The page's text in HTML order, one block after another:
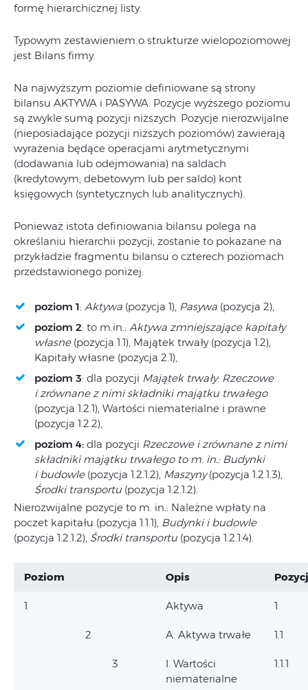
formę hierarchicznej listy.
Typowym zestawieniem o strukturze wielopoziomowej
jest Bilans firmy.
Na najwyższym poziomie definiowane są strony
bilansu AKTYWA i PASYWA. Pozycje wyższego poziomu
są zwykle sumą pozycji niższych. Pozycje nierozwijalne
(nieposiadające pozycji niższych poziomów) zawierają
wyrażenia będące operacjami arytmetycznymi
(dodawania lub odejmowania) na saldach
(kredytowym, debetowym lub per saldo) kont
księgowych (syntetycznych lub analitycznych).
Ponieważ istota definiowania bilansu polega na
określaniu hierarchii pozycji, zostanie to pokazane na
przykładzie fragmentu bilansu o czterech poziomach
przedstawionego poniżej:
poziom 1: Aktywa (pozycja 1), Pasywa (pozycja 2),
poziom 2: to m.in.: Aktywa zmniejszające kapitały
własne(pozycja 1.1), Majątek trwały (pozycja 1.2),
Kapitały własne (pozycja 2.1),
poziom 3: dla pozycji Majątek trwały: Rzeczowe
i zrównane z nimi składniki majątku trwałego
(pozycja 1.2.1), Wartości niematerialne i prawne
(pozycja 1.2.2),
poziom 4: dla pozycji Rzeczowe i zrównane z nimi
składniki majątku trwałego to m. in.: Budynki
i budowle(pozycja 1.2.1.2), Maszyny(pozycja 1.2.1.3),
Środki transportu (pozycja 1.2.1.2).
Nierozwijalne pozycje to m. in.: Należne wpłaty na
poczet kapitału (pozycja 1.1.1), Budynki i budowle
(pozycja 1.2.1.2), Środki transportu (pozycja 1.2.1.4).
Poziom Opis
1 Aktywa 1
2 A. Aktywa trwałe 1.1
3
I. Wartości
niematerialne
1.1.1